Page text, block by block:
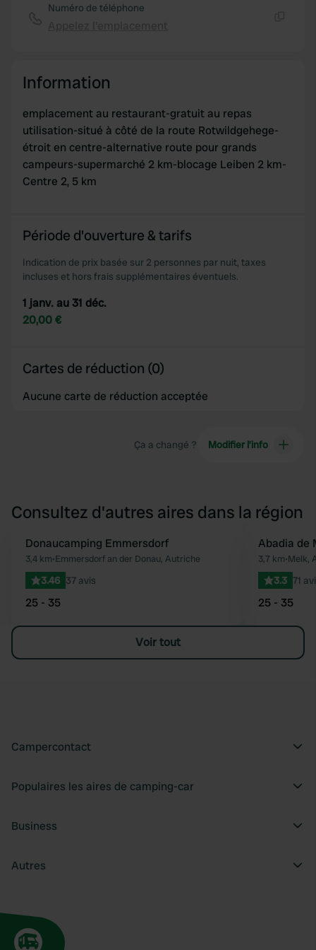
Numéro de téléphone
Information
emplacement au restaurant-gratuit au repas
utilisation-situé à côté de la route Rotwildgehege-
étroit en centre-alternative route pour grands
campeurs-supermarché 2 km-blocage Leiben 2 km-
Centre 2, 5 km
Période d'ouverture & tarifs
Indication de prix basée sur 2 personnes par nuit, taxes
incluses et hors frais supplémentaires éventuels.
1 janv. au 31 déc.
20,00 €
Cartes de réduction (0)
Aucune carte de réduction acceptée
Ça a changé ? Modifier l’info
Consultez d'autres aires dans la région
Préféré
Donaucamping Emmersdorf
3,4 km•Emmersdorf an der Donau, Autriche
3.46 37 avis
25 - 35
Abadia de
3,7 km•Melk,
3.3 71
25 - 35
Voir tout
Campercontact
Populaires les aires de camping-car
Business
Autres